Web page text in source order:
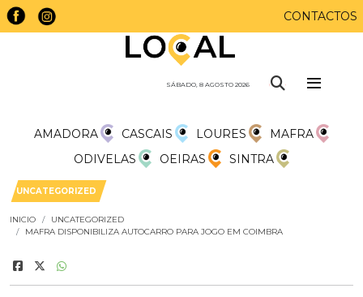
CONTACTOS
SÁBADO, 8 AGOSTO 2026
AMADORA CASCAIS LOURES
MAFRA
ODIVELAS
OEIRAS SINTRA
UNCATEGORIZED
INICIO
UNCATEGORIZED
MAFRA DISPONIBILIZA AUTOCARRO PARA JOGO EM COIMBRA